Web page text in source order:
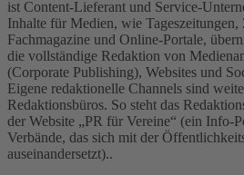
ist Content-Lieferant und Service-
Inhalte für Medien, wie Tageszeitungen,
Fachmagazine und Online-Portale,
die vollständige Redaktion von
(Corporate Publishing), Websites und
Eigene redaktionelle Channels sind
Redaktionsbüros. So steht das
der Website „PR für Vereine“ (ein Info-
Verbände, das sich mit der
auseinandersetzt)..